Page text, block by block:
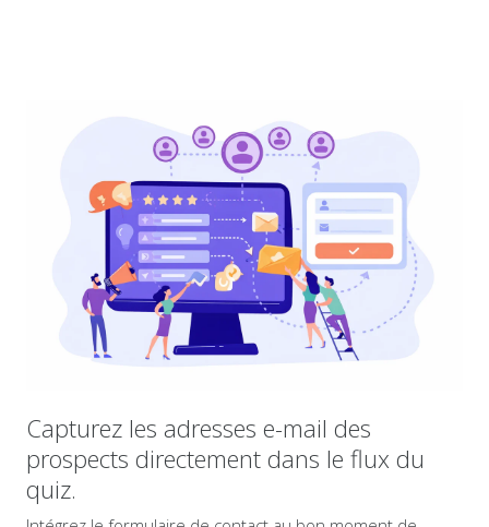
Capturez les adresses e-mail des
prospects directement dans le flux du
quiz.